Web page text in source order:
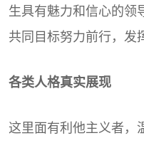
生具有魅力和信心的领
共同目标努力前行，发
各类人格真实展现
这里面有利他主义者，